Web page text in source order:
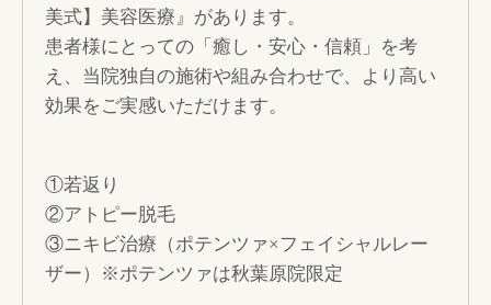
美式】美容医療』があります。
患者様にとっての「癒し・安心・信頼」を考
え、当院独自の施術や組み合わせで、より高い
効果をご実感いただけます。
①若返り
②アトピー脱毛
③ニキビ治療（ポテンツァ×フェイシャルレー
ザー）※ポテンツァは秋葉原院限定